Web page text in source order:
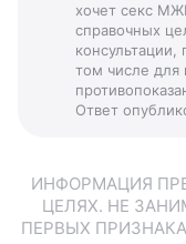
хочет секс
справочных
консультации,
том числе для
Ответ
ИНФОРМАЦИЯ
ЦЕЛЯХ. НЕ
ПЕРВЫХ